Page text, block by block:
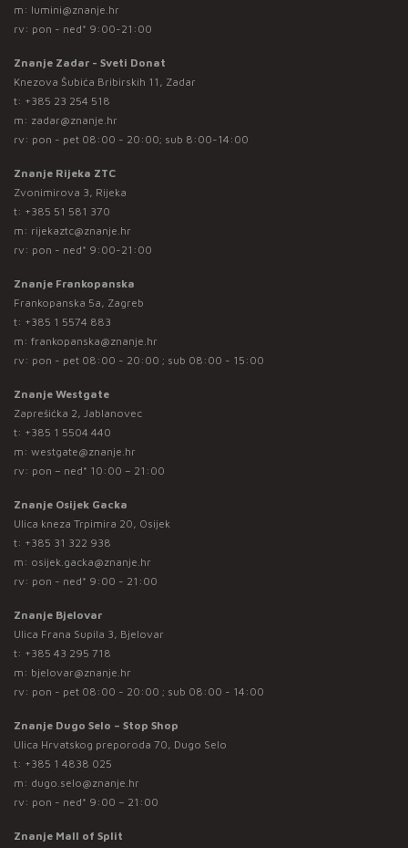
m: lumini@znanje.hr
rv: pon - ned* 9:00-21:00
Znanje Zadar - Sveti Donat
Knezova Šubića Bribirskih 11, Zadar
t: +385 23 254 518
m: zadar@znanje.hr
rv: pon - pet 08:00 - 20:00; sub 8:00-14:00
Znanje Rijeka ZTC
Zvonimirova 3, Rijeka
t: +385 51 581 370
m: rijekaztc@znanje.hr
rv: pon - ned* 9:00-21:00
Znanje Frankopanska
Frankopanska 5a, Zagreb
t: +385 1 5574 883
m: frankopanska@znanje.hr
rv: pon - pet 08:00 - 20:00 ; sub 08:00 - 15:00
Znanje Westgate
Zaprešićka 2, Jablanovec
t: +385 1 5504 440
m: westgate@znanje.hr
rv: pon – ned* 10:00 – 21:00
Znanje Osijek Gacka
Ulica kneza Trpimira 20, Osijek
t: +385 31 322 938
m: osijek.gacka@znanje.hr
rv: pon - ned* 9:00 - 21:00
Znanje Bjelovar
Ulica Frana Supila 3, Bjelovar
t: +385 43 295 718
m: bjelovar@znanje.hr
rv: pon - pet 08:00 - 20:00 ; sub 08:00 - 14:00
Znanje Dugo Selo – Stop Shop
Ulica Hrvatskog preporoda 70, Dugo Selo
t: +385 1 4838 025
m: dugo.selo@znanje.hr
rv: pon - ned* 9:00 – 21:00
Znanje Mall of Split